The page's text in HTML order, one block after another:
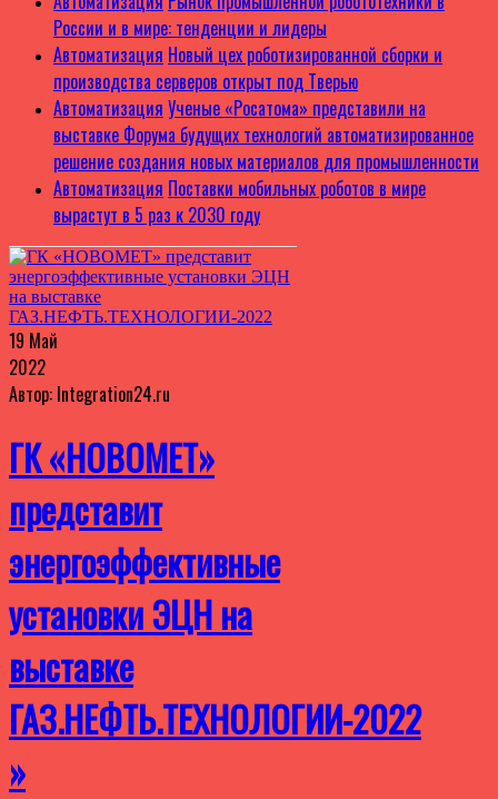
России и в мире: тенденции и лидеры
Автоматизация Новый цех роботизированной сборки и
производства серверов открыт под Тверью
Автоматизация Ученые «Росатома» представили на
выставке Форума будущих технологий автоматизированное
решение создания новых материалов для промышленности
Автоматизация Поставки мобильных роботов в мире
вырастут в 5 раз к 2030 году
19 Май
2022
Автор: Integration24.ru
ГК «НОВОМЕТ»
представит
энергоэффективные
установки ЭЦН на
выставке
ГАЗ.НЕФТЬ.ТЕХНОЛОГИИ-2022
»